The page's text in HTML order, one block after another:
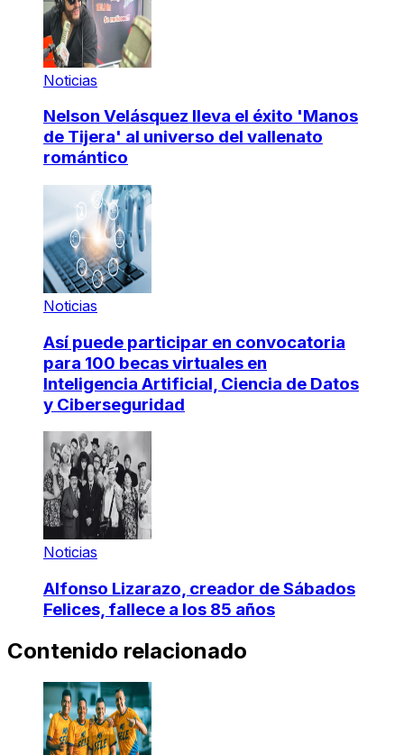
Noticias
Nelson Velásquez lleva el éxito 'Manos
de Tijera' al universo del vallenato
romántico
Noticias
Así puede participar en convocatoria
para 100 becas virtuales en
Inteligencia Artificial, Ciencia de Datos
y Ciberseguridad
Noticias
Alfonso Lizarazo, creador de Sábados
Felices, fallece a los 85 años
Contenido relacionado